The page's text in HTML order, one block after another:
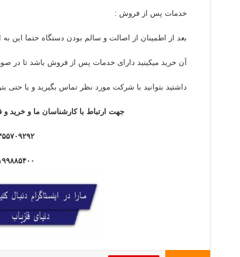
خدمات پس از فروش :
بعد از اطمینان از اصالت و سالم بودن دستگاه حتما این به
آن خرید میکینید دارای خدمات پس از فروش باشد تا در
داشتید بتوانید با شرکت مورد نظر تماس بگیرید و یا حتی
جهت ارتباط با کارشناسان ما و خرید